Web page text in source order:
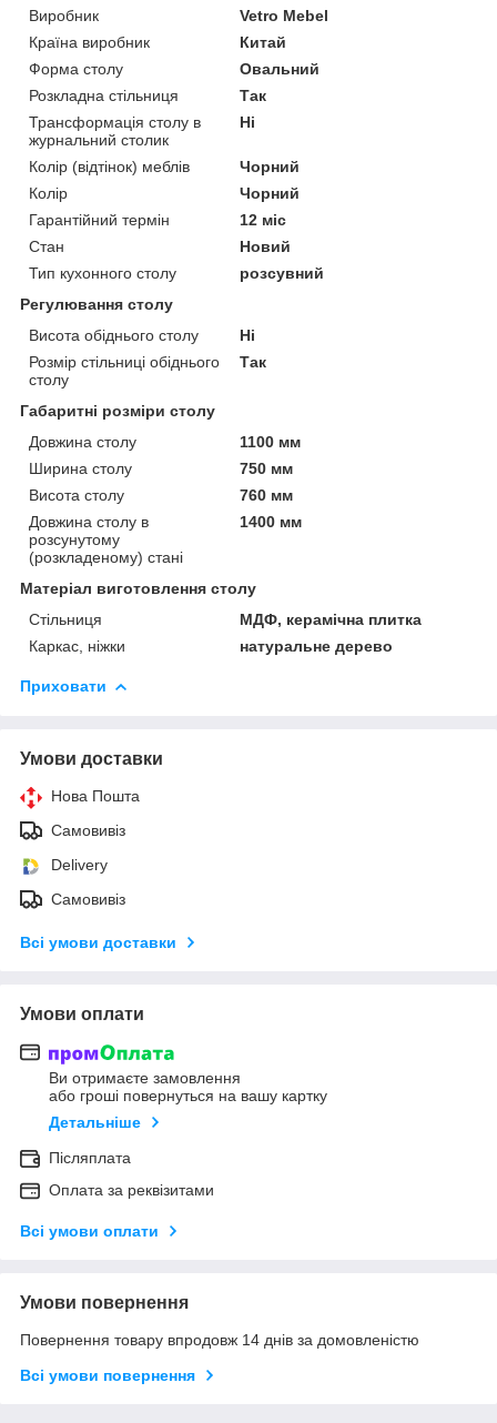
Виробник
Vetro Mebel
Країна виробник
Китай
Форма столу
Овальний
Розкладна стільниця
Так
Трансформація столу в
журнальний столик
Ні
Колір (відтінок) меблів
Чорний
Колір
Чорний
Гарантійний термін
12 міс
Стан
Новий
Тип кухонного столу
розсувний
Регулювання столу
Висота обіднього столу
Ні
Розмір стільниці обіднього
столу
Так
Габаритні розміри столу
Довжина столу
1100 мм
Ширина столу
750 мм
Висота столу
760 мм
Довжина столу в
розсунутому
(розкладеному) стані
1400 мм
Матеріал виготовлення столу
Стільниця
МДФ, керамічна плитка
Каркас, ніжки
натуральне дерево
Приховати
Умови доставки
Нова Пошта
Самовивіз
Delivery
Самовивіз
Всі умови доставки
Умови оплати
Ви отримаєте замовлення
або гроші повернуться на вашу картку
Детальніше
Післяплата
Оплата за реквізитами
Всі умови оплати
Умови повернення
Повернення товару впродовж 14 днів за домовленістю
Всі умови повернення